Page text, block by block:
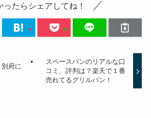
ったらシェアしてね！
府に
スペースパンのリアルな口
コミ、評判は？楽天で１番
売れてるグリルパン！